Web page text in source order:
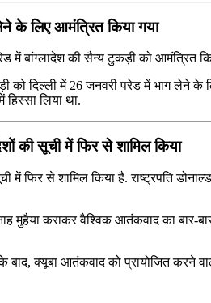
के लिए आमंत्रित किया गया
में बांग्‍लादेश की सैन्य टुकड़ी को आमंत्रित
को दिल्ली में 26 जनवरी परेड में भाग लेने
लिया था.
की सूची में फिर से शामिल किया
फिर से शामिल किया है. राष्ट्रपति
मुहैया कराकर वैश्विक आतंकवाद का
बाद, क्यूबा आतंकवाद को प्रायोजित करने